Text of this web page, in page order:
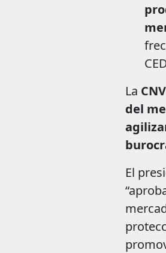
La CNV
del
El